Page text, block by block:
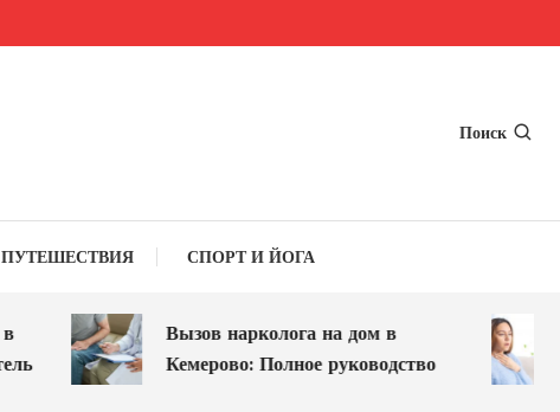
Поиск
ПУТЕШЕСТВИЯ СПОРТ И ЙОГА
Вызов нарколога на дом в
Кемерово: Полное руководство